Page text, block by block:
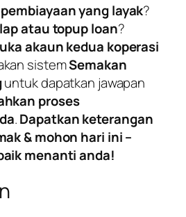
yang layak?
atau topup loan?
akaun kedua koperasi
sistemSemakan
untuk dapatkan jawapan
proses
.Dapatkan keterangan
& mohon hari ini –
menanti anda!